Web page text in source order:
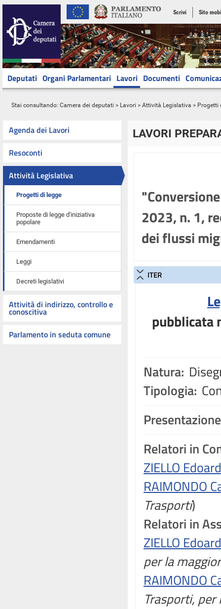
Scrivi Sito
Deputati Organi Parlamentari Lavori Documenti
Stai consultando: Camera dei deputati > Lavori > Attività Legislativa > Progetti
Agenda dei Lavori
Resoconti
Attività Legislativa
Progetti di legge
Proposte di legge d'iniziativa
popolare
Emendamenti
Leggi
Decreti legislativi
Attività di indirizzo, controllo e
conoscitiva
Parlamento in seduta comune
LAVORI
2023, n. 1,
dei flussi
ITER
pubblicata
Natura:
Tipologia:
Relatori in
ZIELLO
RAIMONDO
Trasporti)
Relatori in
ZIELLO
per la
RAIMONDO
Trasporti,